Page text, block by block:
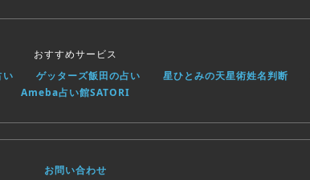
おすすめサービス
ゲッターズ飯田の占い 星ひとみの天星術姓名判断
Ameba占い館SATORI
お問い合わせ